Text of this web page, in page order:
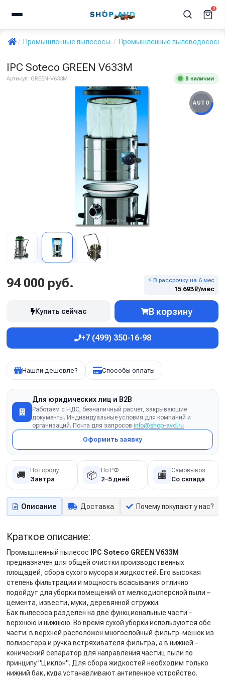
3
Промышленные пылесосы Промышленные пылеводососы
IPC Soteco GREEN V633M
Артикул: GREEN-V633M В наличии
AUTO
94 000 руб. ⚡ В рассрочку на 6 мес
15 693 ₽/мес
Купить сейчас В корзину
+7 (499) 350-16-98
Нашли дешевле? Способы оплаты
Для юридических лиц и B2B
Работаем с НДС, безналичный расчёт, закрывающие
документы. Индивидуальные условия для компаний и
организаций. Почта для запросов info@shop-avd.ru
Оформить заявку
🚚 По городу
Завтра 📦 По РФ
2–5 дней 🏬 Самовывоз
Со склада
Описание Доставка Почему покупают у нас?
Краткое описание:
Промышленный пылесос
IPC Soteco GREEN V633M
предназначен для общей очистки производственных
площадей, сбора сухого мусора и жидкостей. Его высокая
степень фильтрации и мощность всасывания отлично
подойдут для уборки помещений от мелкодисперсной пыли –
цемента, извести, муки, деревянной стружки.
Бак пылесоса разделен на две функциональные части –
верхнюю и нижнюю. Во время сухой уборки используются обе
части: в верхней расположен многослойный фильтр-мешок из
полиэстера и ручка встряхивателя фильтра, а в нижней –
конический сепаратор для направления частиц пыли по
принципу "Циклон". Для сбора жидкостей необходим только
нижний бак, куда устанавливают антипенное устройство.